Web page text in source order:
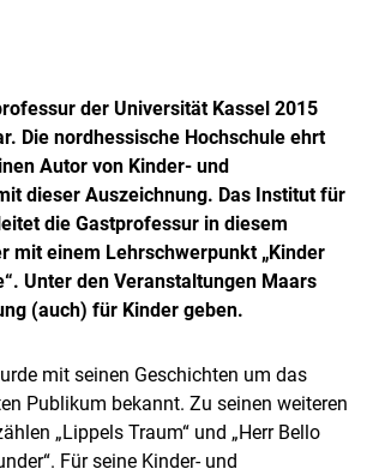
der Universität Kassel 2015
Die nordhessische Hochschule ehrt
Autor von Kinder- und
dieser Auszeichnung. Das Institut für
die Gastprofessur in diesem
mit einem Lehrschwerpunkt „Kinder
Unter den Veranstaltungen Maars
(auch) für Kinder geben.
mit seinen Geschichten um das
Publikum bekannt. Zu seinen weiteren
„Lippels Traum“ und „Herr Bello
Für seine Kinder- und